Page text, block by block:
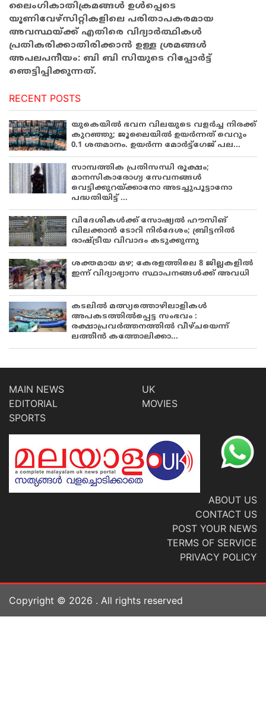
ലൈംഗികാതിക്രമങ്ങൾ ഉൾപ്പെടെ
യൂണിവേഴ്സിറ്റികളിലെ പരിതാപകരമായ
അവസ്ഥയ്ക്ക് എതിരെ വിദ്യാർത്ഥികൾ
പ്രതികരിക്കാതിരിക്കാൻ ഉള്ള ശ്രമങ്ങൾ
അപലപനീയം: ബി ബി സിയുടെ റിപ്പോർട്ട്
ഞെട്ടിപ്പിക്കുന്നത്.
RECENT POSTS
യുകെയിൽ ഭവന വിലയുടെ വളർച്ച നിരക്ക്
കുറഞ്ഞു; ജൂലൈയിൽ ഉയർന്നത് വെറും
0.1 ശതമാനം. ഉയർന്ന മോർട്ട്ഗേജ് പല...
സാമ്പത്തിക പ്രതിസന്ധി രൂക്ഷം;
മാനസികാരോഗ്യ സേവനങ്ങൾ
വെട്ടിക്കുറയ്ക്കാനോ അടച്ചുപൂട്ടാനോ
പദ്ധതിയിട്ട് ...
വിദേശികൾക്ക് സോഷ്യൽ ഹൗസിങ്
വിലക്കാൻ ടോറി നിർദേശം; ബ്രിട്ടനിൽ
രാഷ്ട്രീയ വിവാദം കടുക്കുന്നു
ശക്തമായ മഴ; കേരളത്തിലെ 8 ജില്ലകളിൽ
ഇന്ന് വിദ്യാഭ്യാസ സ്ഥാപനങ്ങൾക്ക് അവധി
കടലിൽ മത്സ്യത്തൊഴിലാളികൾ
അപകടത്തിൽപ്പെട്ട സംഭവം :
രക്ഷാപ്രവർത്തനത്തിൽ വീഴ്ചയെന്ന്
ലത്തീൻ കത്തോലിക്കാ...
MAIN NEWS
EDITORIAL
SPORTS
UK
MOVIES
ABOUT US
CONTACT US
POST YOUR NEWS
TERMS OF SERVICE
PRIVACY POLICY
Copyright © 2026 . All rights reserved